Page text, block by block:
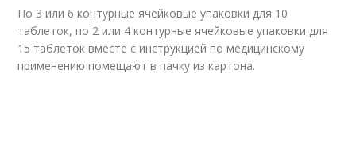
По 3 или 6 контурные ячейковые упаковки для 10
таблеток, по 2 или 4 контурные ячейковые упаковки для
15 таблеток вместе с инструкцией по медицинскому
применению помещают в пачку из картона.